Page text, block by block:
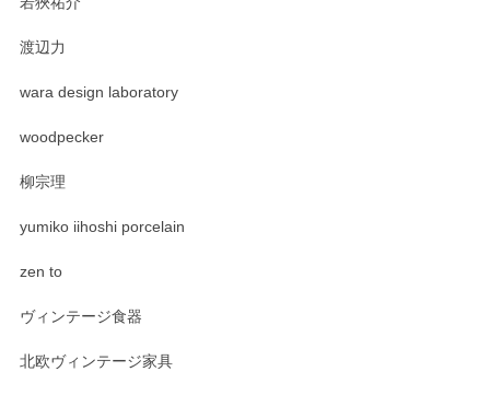
渡辺力
wara design laboratory
woodpecker
柳宗理
yumiko iihoshi porcelain
zen to
ヴィンテージ食器
北欧ヴィンテージ家具